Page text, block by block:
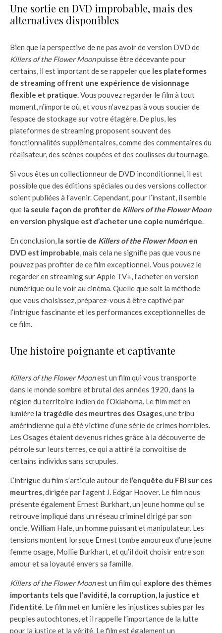
Une sortie en DVD improbable, mais des
alternatives disponibles
Bien que la perspective de ne pas avoir de version DVD de
Killers of the Flower Moonpuisse être décevante pour
certains, il est important de se rappeler que les plateformes
de streaming offrent une expérience de visionnage
flexible et pratique. Vous pouvez regarder le film à tout
moment, n’importe où, et vous n’avez pas à vous soucier de
l’espace de stockage sur votre étagère. De plus, les
plateformes de streaming proposent souvent des
fonctionnalités supplémentaires, comme des commentaires du
réalisateur, des scènes coupées et des coulisses du tournage.
Si vous êtes un collectionneur de DVD inconditionnel, il est
possible que des éditions spéciales ou des versions collector
soient publiées à l’avenir. Cependant, pour l’instant, il semble
que la seule façon de profiter de Killers of the Flower Moon
en version physique est d’acheter une copie numérique.
En conclusion, la sortie de Killers of the Flower Moon en
DVD est improbable, mais cela ne signifie pas que vous ne
pouvez pas profiter de ce film exceptionnel. Vous pouvez le
regarder en streaming sur Apple TV+, l’acheter en version
numérique ou le voir au cinéma. Quelle que soit la méthode
que vous choisissez, préparez-vous à être captivé par
l’intrigue fascinante et les performances exceptionnelles de
ce film.
Une histoire poignante et captivante
Killers of the Flower Moonest un film qui vous transporte
dans le monde sombre et brutal des années 1920, dans la
région du territoire indien de l’Oklahoma. Le film met en
lumière la tragédie des meurtres des Osages, une tribu
amérindienne qui a été victime d’une série de crimes horribles.
Les Osages étaient devenus riches grâce à la découverte de
pétrole sur leurs terres, ce qui a attiré la convoitise de
certains individus sans scrupules.
L’intrigue du film s’articule autour de l’enquête du FBI sur ces
meurtres, dirigée par l’agent J. Edgar Hoover. Le film nous
présente également Ernest Burkhart, un jeune homme qui se
retrouve impliqué dans un réseau criminel dirigé par son
oncle, William Hale, un homme puissant et manipulateur. Les
tensions montent lorsque Ernest tombe amoureux d’une jeune
femme osage, Mollie Burkhart, et qu’il doit choisir entre son
amour et sa loyauté envers sa famille.
Killers of the Flower Moonest un film qui explore des thèmes
importants tels que l’avidité, la corruption, la justice et
l’identité. Le film met en lumière les injustices subies par les
peuples autochtones, et il rappelle l’importance de la lutte
pour la justice et la vérité. Le film est également un